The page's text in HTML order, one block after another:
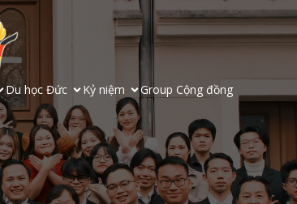
Du học Đức Kỷ niệm Group Cộng đồng